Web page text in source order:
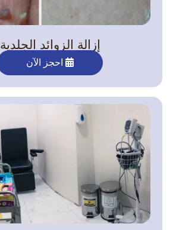
إزالة الزوائد الجلدية
احجز الآن